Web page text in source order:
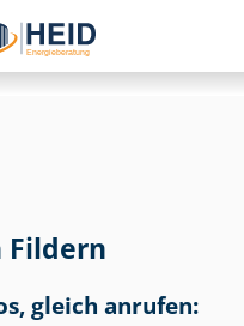
Fildern
gleich anrufen: